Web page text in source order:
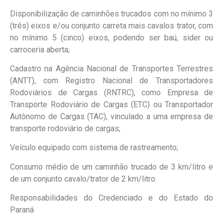
Disponibilização de caminhões trucados com no mínimo 3
(três) eixos e/ou conjunto carreta mais cavalos trator, com
no mínimo 5 (cinco) eixos, podendo ser baú, sider ou
carroceria aberta;
Cadastro na Agência Nacional de Transportes Terrestres
(ANTT), com Registro Nacional de Transportadores
Rodoviários de Cargas (RNTRC), como Empresa de
Transporte Rodoviário de Cargas (ETC) ou Transportador
Autônomo de Cargas (TAC), vinculado a uma empresa de
transporte rodoviário de cargas;
Veículo equipado com sistema de rastreamento;
Consumo médio de um caminhão trucado de 3 km/litro e
de um conjunto cavalo/trator de 2 km/litro.
Responsabilidades do Credenciado e do Estado do
Paraná